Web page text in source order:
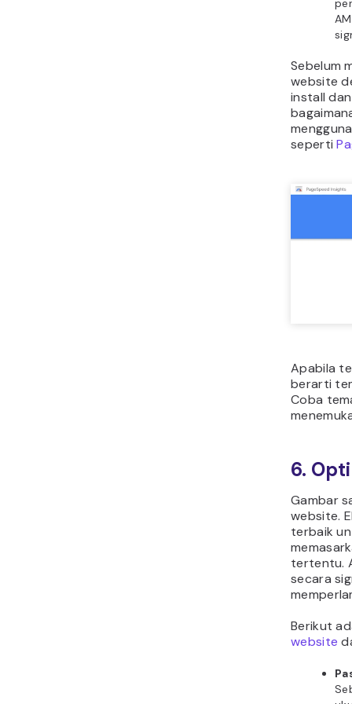
Sebelum
website
install
seperti
Apabila
berarti
Coba
6.
Gambar
website.
terbaik
tertentu.
secara
Berikut
website